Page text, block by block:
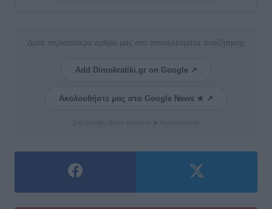
Δείτε περισσότερα άρθρα μας στα αποτελέσματα αναζήτησης
Add Dimokratiki.gr on Google ↗
Ακολουθήστε μας στο Google News ★ ↗